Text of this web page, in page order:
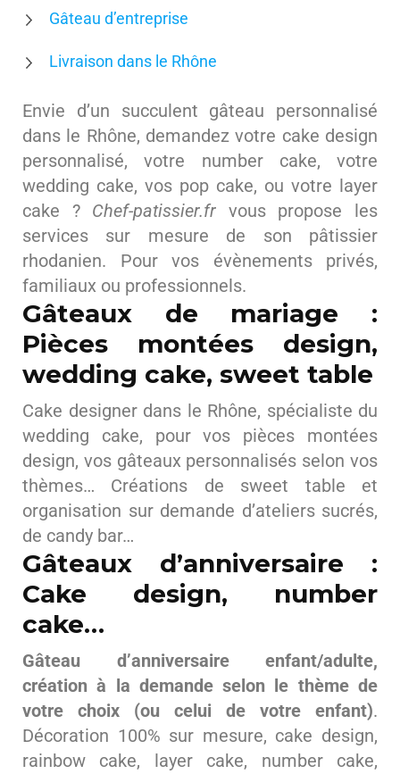
Gâteau d’entreprise
Livraison dans le Rhône
Envie d’un succulent gâteau personnalisé
dans le Rhône, demandez votre cake design
personnalisé, votre number cake, votre
wedding cake, vos pop cake, ou votre layer
cake ? Chef-patissier.fr vous propose les
services sur mesure de son pâtissier
rhodanien. Pour vos évènements privés,
familiaux ou professionnels.
Gâteaux de mariage :
Pièces montées design,
wedding cake, sweet table
Cake designer dans le Rhône, spécialiste du
wedding cake, pour vos pièces montées
design, vos gâteaux personnalisés selon vos
thèmes… Créations de sweet table et
organisation sur demande d’ateliers sucrés,
de candy bar…
Gâteaux d’anniversaire :
Cake design, number
cake…
Gâteau d’anniversaire enfant/adulte,
création à la demande selon le thème de
votre choix (ou celui de votre enfant).
Décoration 100% sur mesure, cake design,
rainbow cake, layer cake, number cake,